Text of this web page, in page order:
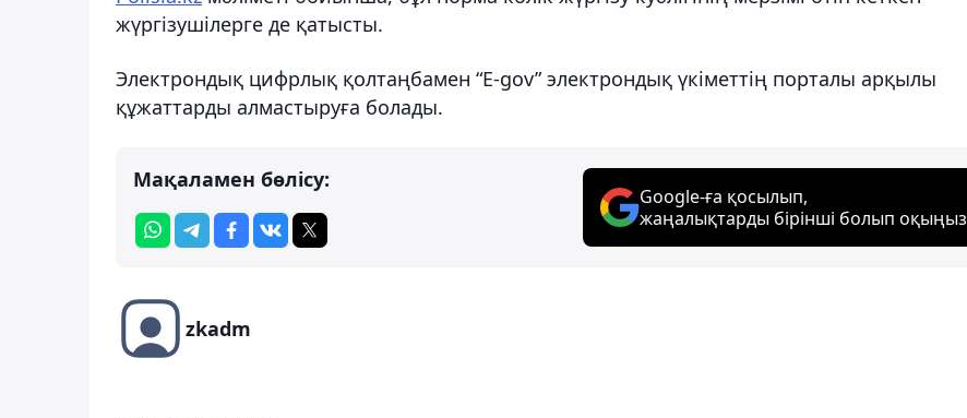
жүргізушілерге де қатысты.
Электрондық цифрлық қолтаңбамен “E-gov” электрондық үкіметтің порталы арқылы
құжаттарды алмастыруға болады.
Мақаламен бөлісу:
Google-ға қосылып,
жаңалықтарды бірінші болып оқыңыз
zkadm